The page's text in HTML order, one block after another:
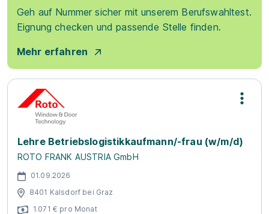
Geh auf Nummer sicher mit unserem Berufswahltest.
Eignung checken und passende Stelle finden.
Mehr erfahren
Lehre Betriebslogistikkaufmann/-frau (w/m/d)
ROTO FRANK AUSTRIA GmbH
01.09.2026
8401 Kalsdorf bei Graz
1.071 € pro Monat